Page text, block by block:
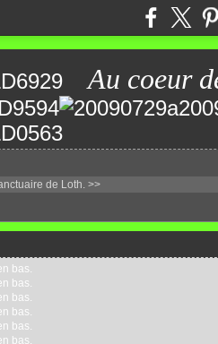
Au coeur
de Loth. >>